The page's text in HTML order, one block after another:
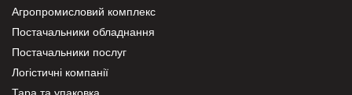
Агропромисловий комплекс
Постачальники обладнання
Постачальники послуг
Логістичні компанії
Тара та упаковка